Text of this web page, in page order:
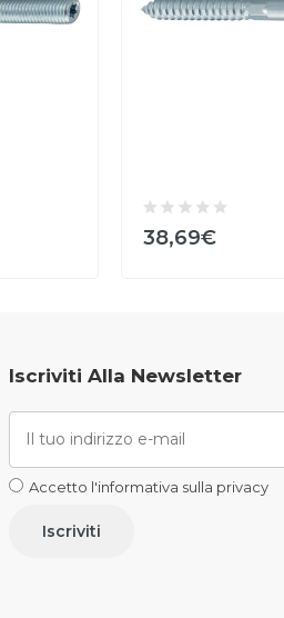
38,69€
Iscriviti Alla Newsletter
Accetto l'informativa sulla privacy